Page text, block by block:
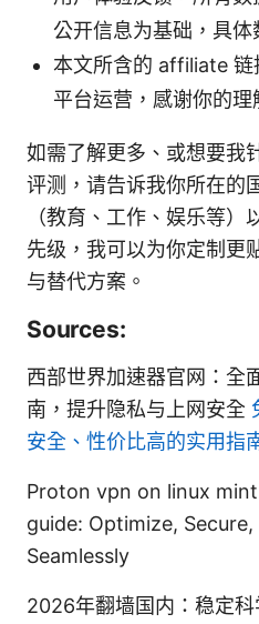
公开信息为基础，具体
本文所含的 affiliate 链
平台运营，感谢你的理
如需了解更多、或想要我
评测，请告诉我你所在的
（教育、工作、娱乐等
先级，我可以为你定制更
与替代方案。
Sources:
西部世界加速器官网：全
南，提升隐私与上网安全
安全、性价比高的实用指
Proton vpn on linux
guide: Optimize,
Seamlessly
2026年翻墙国内：稳定